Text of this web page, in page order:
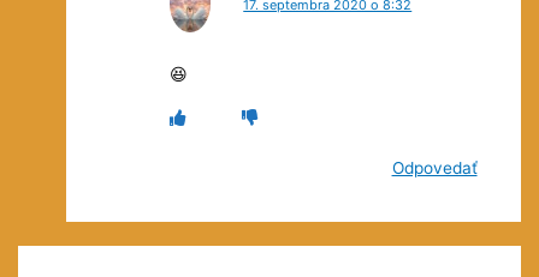
17. septembra 2020 o 8:32
😆
Odpovedať